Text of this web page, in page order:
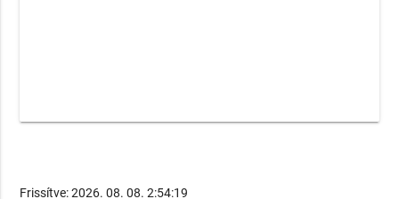
Frissítve: 2026. 08. 08. 2:54:19